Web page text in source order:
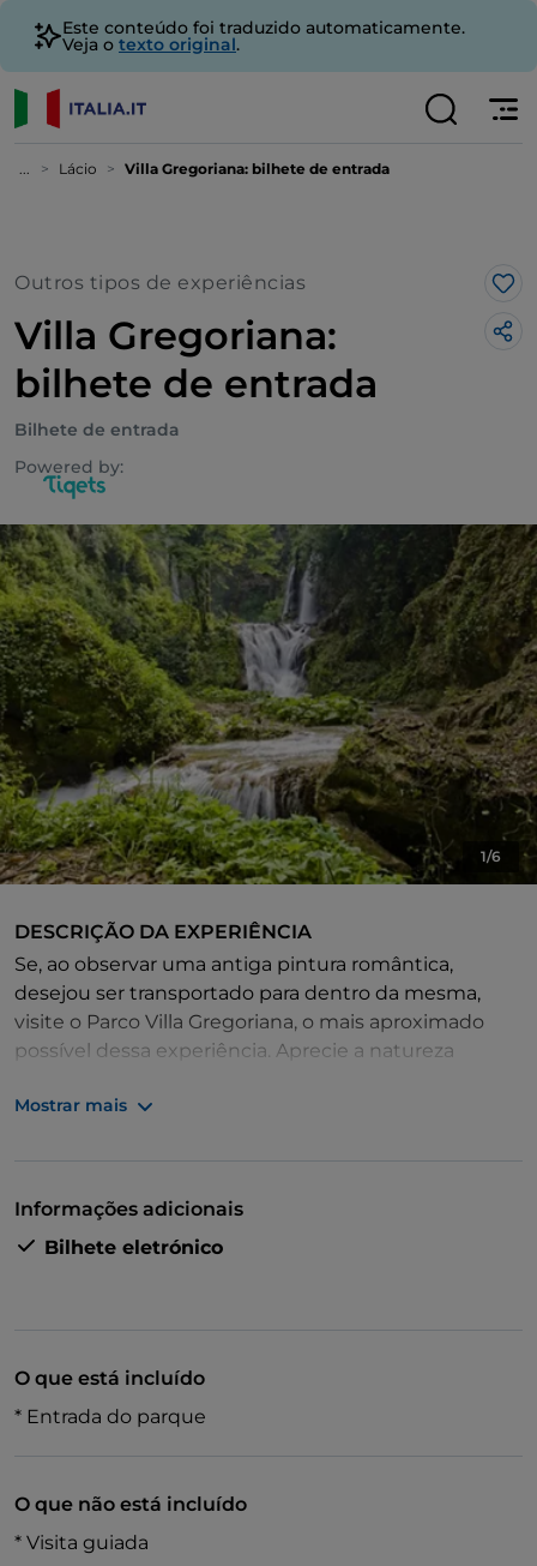
Este conteúdo foi traduzido automaticamente.
Veja o texto original.
... Lácio Villa Gregoriana: bilhete de entrada
Outros tipos de experiências
Villa Gregoriana:
bilhete de entrada
Bilhete de entrada
Powered by:
1/6
DESCRIÇÃO DA EXPERIÊNCIA
Se, ao observar uma antiga pintura romântica,
desejou ser transportado para dentro da mesma,
visite o Parco Villa Gregoriana, o mais aproximado
possível dessa experiência. Aprecie a natureza
fáceis, explore bosques únicos cheios de ruínas
Gregório XVI no início do século XIX!
Mostrar mais
Informações adicionais
Bilhete eletrónico
O que está incluído
* Entrada do parque
O que não está incluído
* Visita guiada